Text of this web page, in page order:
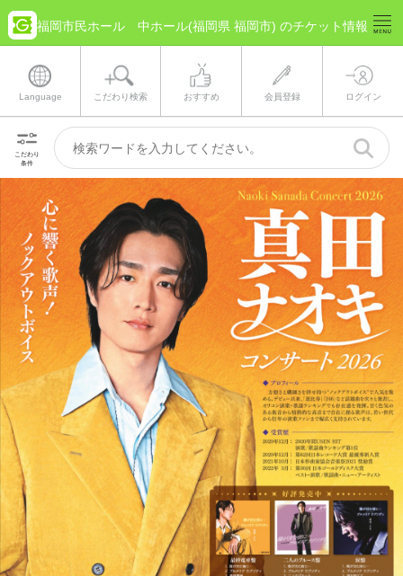
福岡市民ホール 中ホール(福岡県 福岡市) のチケット情報
Language こだわり検索 おすすめ 会員登録 ログイン
こだわり
条件